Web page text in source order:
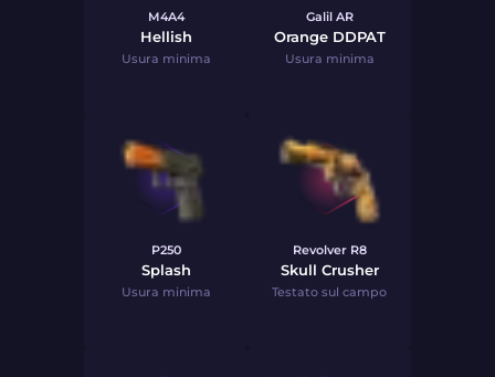
M4A4
Hellish
Usura minima
Galil AR
Orange DDPAT
Usura minima
P250
Splash
Usura minima
Revolver R8
Skull Crusher
Testato sul campo